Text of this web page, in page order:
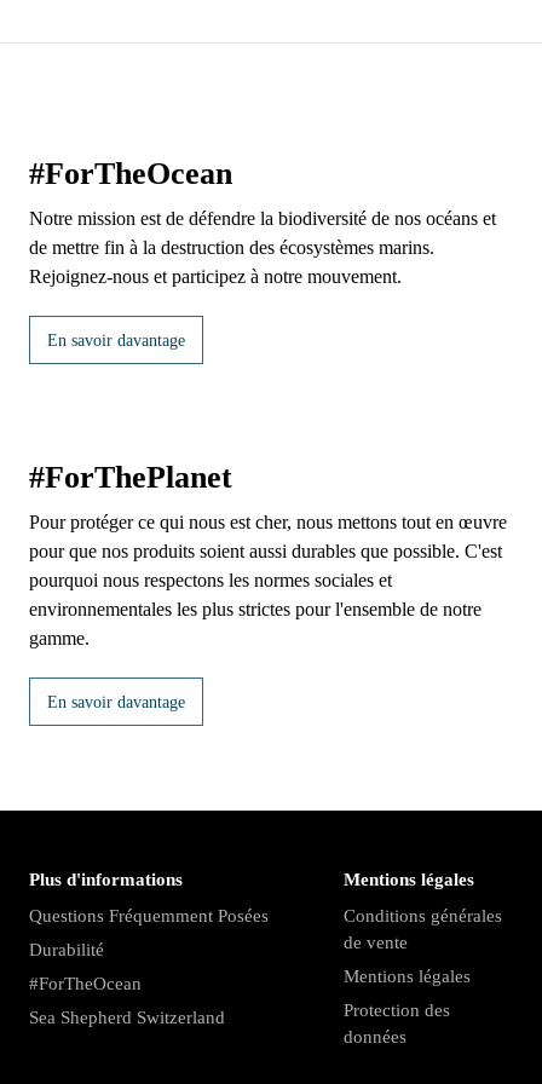
#ForTheOcean
Notre mission est de défendre la biodiversité de nos océans et
de mettre fin à la destruction des écosystèmes marins.
Rejoignez-nous et participez à notre mouvement.
En savoir davantage
#ForThePlanet
Pour protéger ce qui nous est cher, nous mettons tout en œuvre
pour que nos produits soient aussi durables que possible. C'est
pourquoi nous respectons les normes sociales et
environnementales les plus strictes pour l'ensemble de notre
gamme.
En savoir davantage
Plus d'informations
Questions Fréquemment Posées
Durabilité
#ForTheOcean
Sea Shepherd Switzerland
Mentions légales
Conditions générales
de vente
Mentions légales
Protection des
données